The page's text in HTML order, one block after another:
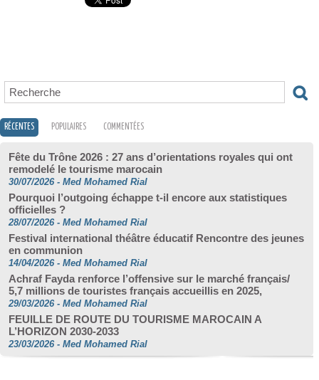
RÉCENTES POPULAIRES COMMENTÉES
Fête du Trône 2026 : 27 ans d’orientations royales qui ont
remodelé le tourisme marocain
30/07/2026 - Med Mohamed Rial
Pourquoi l’outgoing échappe t-il encore aux statistiques
officielles ?
28/07/2026 - Med Mohamed Rial
Festival international théâtre éducatif Rencontre des jeunes
en communion
14/04/2026 - Med Mohamed Rial
Achraf Fayda renforce l’offensive sur le marché français/
5,7 millions de touristes français accueillis en 2025,
29/03/2026 - Med Mohamed Rial
FEUILLE DE ROUTE DU TOURISME MAROCAIN A
L’HORIZON 2030-2033
23/03/2026 - Med Mohamed Rial